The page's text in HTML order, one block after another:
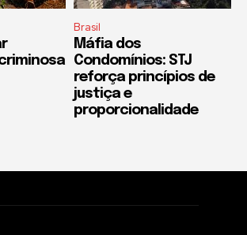
Brasil
Máfia dos
Condomínios: STJ
reforça princípios de
justiça e
proporcionalidade